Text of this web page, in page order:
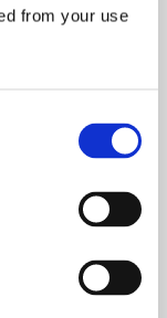
from your use